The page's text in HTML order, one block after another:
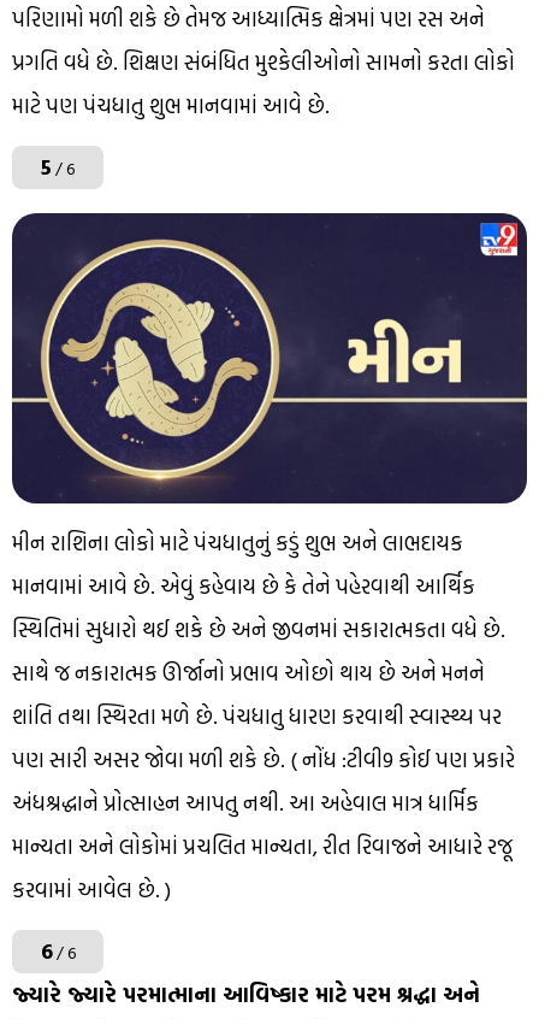
પરિણામો મળી શકે છે તેમજ આધ્યાત્મિક ક્ષેત્રમાં પણ રસ અને
પ્રગતિ વધે છે. શિક્ષણ સંબંધિત મુશ્કેલીઓનો સામનો કરતા લોકો
માટે પણ પંચધાતુ શુભ માનવામાં આવે છે.
5/ 6
મીન રાશિના લોકો માટે પંચધાતુનું કડું શુભ અને લાભદાયક
માનવામાં આવે છે. એવું કહેવાય છે કે તેને પહેરવાથી આર્થિક
સ્થિતિમાં સુધારો થઈ શકે છે અને જીવનમાં સકારાત્મકતા વધે છે.
સાથે જ નકારાત્મક ઊર્જાનો પ્રભાવ ઓછો થાય છે અને મનને
શાંતિ તથા સ્થિરતા મળે છે. પંચધાતુ ધારણ કરવાથી સ્વાસ્થ્ય પર
પણ સારી અસર જોવા મળી શકે છે. ( નોંધ :ટીવી9 કોઈ પણ પ્રકારે
અંધશ્રદ્ધાને પ્રોત્સાહન આપતુ નથી. આ અહેવાલ માત્ર ધાર્મિક
માન્યતા અને લોકોમાં પ્રચલિત માન્યતા, રીત રિવાજને આધારે રજૂ
કરવામાં આવેલ છે. )
6/ 6
જ્યારે જ્યારે પરમાત્માના આવિષ્કાર માટે પરમ શ્રદ્ધા અને